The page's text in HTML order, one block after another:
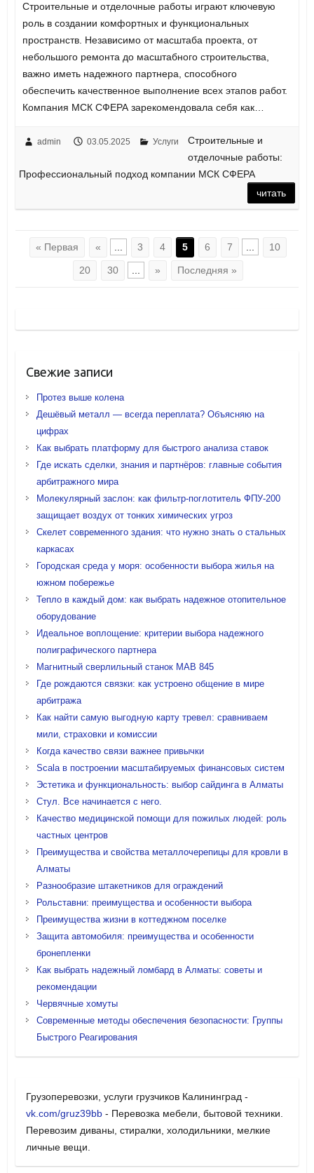
Строительные и отделочные работы играют ключевую
роль в создании комфортных и функциональных
пространств. Независимо от масштаба проекта, от
небольшого ремонта до масштабного строительства,
важно иметь надежного партнера, способного
обеспечить качественное выполнение всех этапов работ.
Компания МСК СФЕРА зарекомендовала себя как…
admin 03.05.2025 Услуги
Строительные и
отделочные работы:
Профессиональный подход компании МСК СФЕРА
читать
« Первая « ... 3 4 5 6 7 ... 10
20 30 ... » Последняя »
Свежие записи
Протез выше колена
Дешёвый металл — всегда переплата? Объясняю на
цифрах
Как выбрать платформу для быстрого анализа ставок
Где искать сделки, знания и партнёров: главные события
арбитражного мира
Молекулярный заслон: как фильтр-поглотитель ФПУ-200
защищает воздух от тонких химических угроз
Скелет современного здания: что нужно знать о стальных
каркасах
Городская среда у моря: особенности выбора жилья на
южном побережье
Тепло в каждый дом: как выбрать надежное отопительное
оборудование
Идеальное воплощение: критерии выбора надежного
полиграфического партнера
Магнитный сверлильный станок MAB 845
Где рождаются связки: как устроено общение в мире
арбитража
Как найти самую выгодную карту тревел: сравниваем
мили, страховки и комиссии
Когда качество связи важнее привычки
Scala в построении масштабируемых финансовых систем
Эстетика и функциональность: выбор сайдинга в Алматы
Стул. Все начинается с него.
Качество медицинской помощи для пожилых людей: роль
частных центров
Преимущества и свойства металлочерепицы для кровли в
Алматы
Разнообразие штакетников для ограждений
Рольставни: преимущества и особенности выбора
Преимущества жизни в коттеджном поселке
Защита автомобиля: преимущества и особенности
бронепленки
Как выбрать надежный ломбард в Алматы: советы и
рекомендации
Червячные хомуты
Современные методы обеспечения безопасности: Группы
Быстрого Реагирования
Грузоперевозки, услуги грузчиков Калининград -
vk.com/gruz39bb- Перевозка мебели, бытовой техники.
Перевозим диваны, стиралки, холодильники, мелкие
личные вещи.